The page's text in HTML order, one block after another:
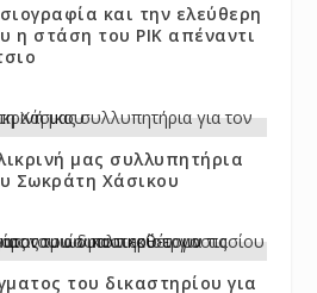
και την ελεύθερη
η στάση του ΡΙΚ απέναντι
μας συλλυπητήρια
Σωκράτη Χάσικου
του δικαστηρίου για